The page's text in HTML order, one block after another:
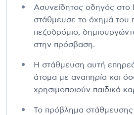
Ασυνείδητος οδηγός στο
στάθμευσε το όχημά του
πεζοδρόμιο,
στην πρόσβαση.
Η στάθμευση αυτή
άτομα με αναπηρία και
χρησιμοποιούν παιδικά
Το πρόβλημα στάθμευσης